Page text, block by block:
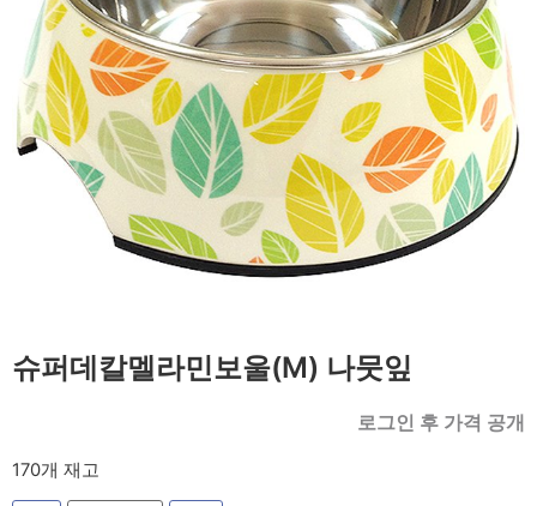
슈퍼데칼멜라민보울(M) 나뭇잎
로그인 후 가격 공개
170개 재고